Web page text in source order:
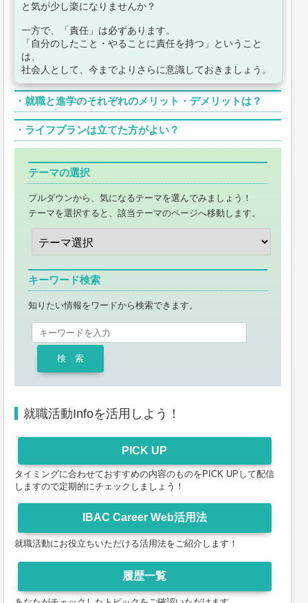
と気が少し楽になりませんか？
一方で、「責任」は必ずあります。
「自分のしたこと・やることに責任を持つ」ということ
は、
社会人として、今までよりさらに意識しておきましょう。
・ 就職と進学のそれぞれのメリット・デメリットは？
・ ライフプランは立てた方がよい？
テーマの選択
プルダウンから、気になるテーマを選んでみましょう！
テーマを選択すると、該当テーマのページへ移動します。
キーワード検索
知りたい情報をワードから検索できます。
就職活動Infoを活用しよう！
タイミングに合わせておすすめの内容のものをPICK UPして配信
しますので定期的にチェックしましょう！
就職活動にお役立ちいただける活用法をご紹介します！